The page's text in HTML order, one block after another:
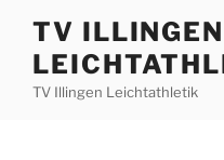
Inhalt
springen
TV ILLINGEN
TV Illingen Leichtathletik